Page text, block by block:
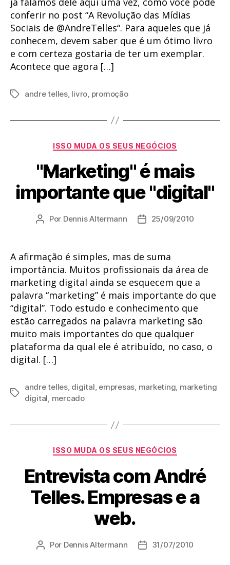
conferir no post “A Revolução das Mídias
Sociais de @AndreTelles“. Para aqueles que já
conhecem, devem saber que é um ótimo livro
e com certeza gostaria de ter um exemplar.
Acontece que agora […]
Tagsandre telles, livro, promoção
Categorias
ISSO MUDA OS SEUS NEGÓCIOS
"Marketing" é mais
importante que "digital"
Autor
Por Dennis Altermann
Data25/09/2010
A afirmação é simples, mas de suma
importância. Muitos profissionais da área de
marketing digital ainda se esquecem que a
palavra “marketing” é mais importante do que
“digital”. Todo estudo e conhecimento que
estão carregados na palavra marketing são
muito mais importantes do que qualquer
plataforma da qual ele é atribuído, no caso, o
digital. […]
Tags
andre telles, digital, empresas, marketing, marketing
digital, mercado
Categorias
ISSO MUDA OS SEUS NEGÓCIOS
Entrevista com André
Telles. Empresas e a
web.
Autor
Por Dennis Altermann
Data31/07/2010